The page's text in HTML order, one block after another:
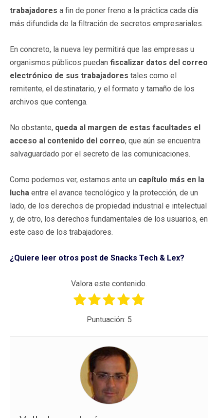
trabajadores a fin de poner freno a la práctica cada día
más difundida de la filtración de secretos empresariales.
En concreto, la nueva ley permitirá que las empresas u
organismos públicos puedan fiscalizar datos del correo
electrónico de sus trabajadores tales como el
remitente, el destinatario, y el formato y tamaño de los
archivos que contenga.
No obstante, queda al margen de estas facultades el
acceso al contenido del correo, que aún se encuentra
salvaguardado por el secreto de las comunicaciones.
Como podemos ver, estamos ante un capítulo más en la
lucha entre el avance tecnológico y la protección, de un
lado, de los derechos de propiedad industrial e intelectual
y, de otro, los derechos fundamentales de los usuarios, en
este caso de los trabajadores.
¿Quiere leer otros post de Snacks Tech & Lex?
Valora este contenido.
Puntuación: 5